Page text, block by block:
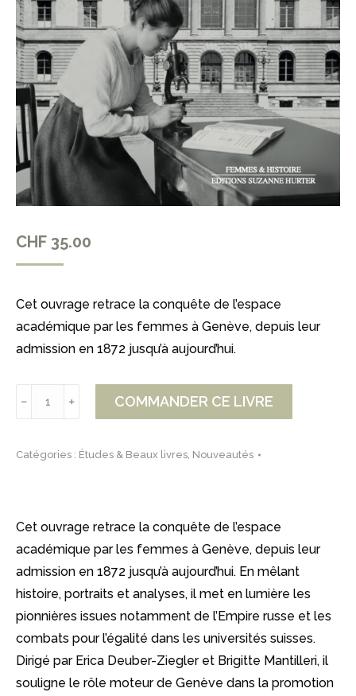
CHF 35.00
Cet ouvrage retrace la conquête de l’espace
académique par les femmes à Genève, depuis leur
admission en 1872 jusqu’à aujourd’hui.
FEMMES
ENFIN
!
﹣ ﹢ COMMANDER CE LIVRE
Catégories : Études & Beaux livres, Nouveautés
Cet ouvrage retrace la conquête de l’espace
académique par les femmes à Genève, depuis leur
admission en 1872 jusqu’à aujourd’hui. En mêlant
histoire, portraits et analyses, il met en lumière les
pionnières issues notamment de l’Empire russe et les
combats pour l’égalité dans les universités suisses.
Dirigé par Erica Deuber-Ziegler et Brigitte Mantilleri, il
souligne le rôle moteur de Genève dans la promotion